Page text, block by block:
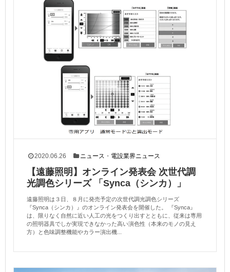
2020.06.26 ニュース ・ 電設業界ニュース
【遠藤照明】オンライン発表会 次世代調
光調色シリーズ 「Synca（シンカ）」
遠藤照明は３日、８月に発売予定の次世代調光調色シリーズ
『Synca（シンカ）』のオンライン発表会を開催した。 『Synca』
は、限りなく自然に近い人工の光をつくり出すとともに、従来は専用
の照明器具でしか実現できなかった高い演色性（本来のモノの見え
方）と色味調整機能やカラー演出機...